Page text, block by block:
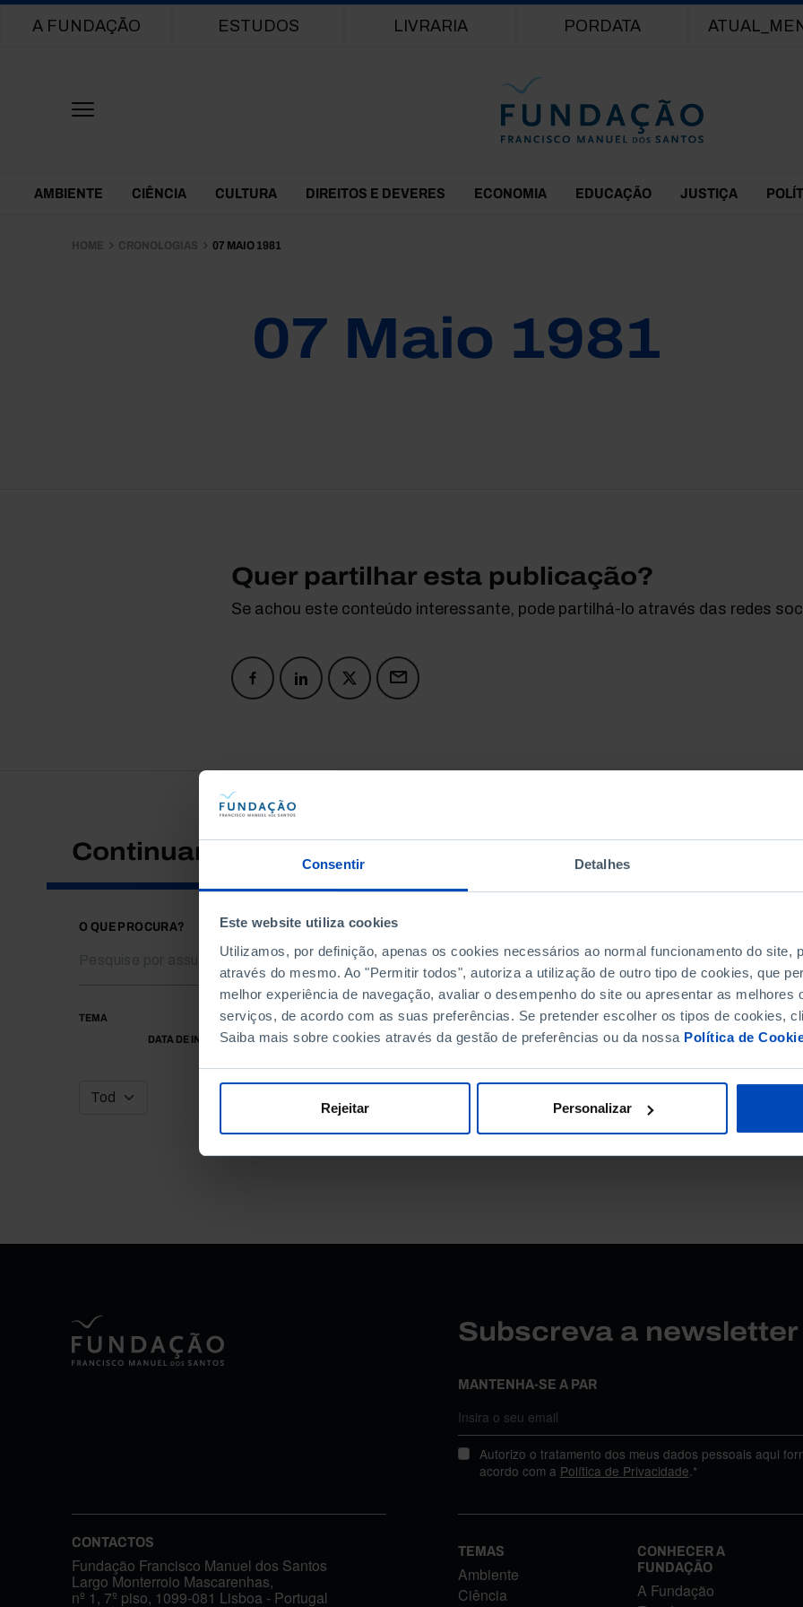
Consentir Detalhes
Este website utiliza cookies
Utilizamos, por definição, apenas os cookies necessários ao normal funcionamento do site,
através do mesmo. Ao "Permitir todos", autoriza a utilização de outro tipo de cookies, que
melhor experiência de navegação, avaliar o desempenho do site ou apresentar as melhores
serviços, de acordo com as suas preferências. Se pretender escolher os tipos de cookies,
Saiba mais sobre cookies através da gestão de preferências ou da nossa Política de
Rejeitar Personalizar
Main navigation
A FUNDAÇÃO ESTUDOS LIVRARIA PORDATA
Themes Menu
AMBIENTE CIÊNCIA CULTURA DIREITOS E DEVERES ECONOMIA EDUCAÇÃO JUSTIÇA
HOME CRONOLOGIAS 07 MAIO 1981
07 Maio 1981
Quer partilhar esta publicação?
Se achou este conteúdo interessante, pode partilhá-lo através das redes
Continuar a pesquisar
O QUE PROCURA?
TEMA
DATA DE INÍCIO
DATA DE FIM
Subscreva a
MANTENHA-SE A PAR
Autorizo o tratamento dos meus dados pessoais aqui
acordo com a Política de Privacidade.*
CONTACTOS
Fundação Francisco Manuel dos Santos
Largo Monterroio Mascarenhas,
nº 1, 7º piso, 1099-081 Lisboa - Portugal
TEMAS
Ambiente
Ciência
CONHECER A
FUNDAÇÃO
A Fundação